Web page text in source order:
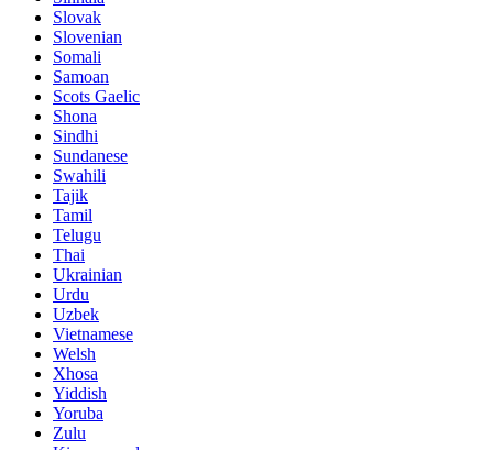
Slovak
Slovenian
Somali
Samoan
Scots Gaelic
Shona
Sindhi
Sundanese
Swahili
Tajik
Tamil
Telugu
Thai
Ukrainian
Urdu
Uzbek
Vietnamese
Welsh
Xhosa
Yiddish
Yoruba
Zulu